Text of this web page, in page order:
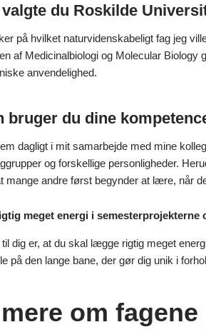
du Roskilde
på hvilket naturvidenskabeligt fag jeg
af Medicinalbiologi og Molecular
anvendelighed.
bruger du dine
dagligt i mit samarbejde med mine
og forskellige personligheder.
mange andre først begynder at lære, når
meget energi i semesterprojekterne
dig er, at du skal lægge rigtig meget
på den lange bane, der gør dig unik i
om